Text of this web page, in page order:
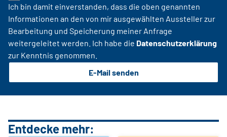
Ich bin damit einverstanden, dass die oben genannten
Informationen an den von mir ausgewählten Aussteller zur
Bearbeitung und Speicherung meiner Anfrage
weitergeleitet werden. Ich habe die Datenschutzerklärung
zur Kenntnis genommen.
E-Mail senden
Entdecke mehr: